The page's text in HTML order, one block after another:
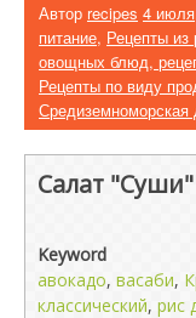
Автор recipes 4
питание, Рецепты
овощных блюд,
Рецепты по виду
Средиземноморская
Салат
Keyword
авокадо, васаби,
классический, рис